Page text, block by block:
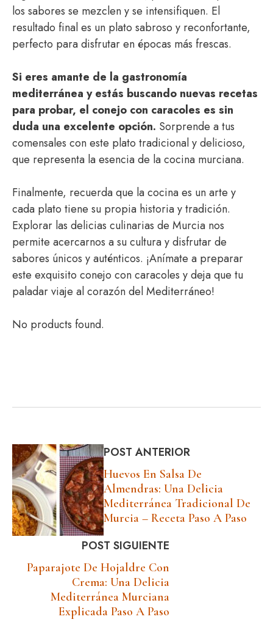
los sabores se mezclen y se intensifiquen. El
resultado final es un plato sabroso y reconfortante,
perfecto para disfrutar en épocas más frescas.
Si eres amante de la gastronomía
mediterránea y estás buscando nuevas recetas
para probar, el conejo con caracoles es sin
duda una excelente opción. Sorprende a tus
comensales con este plato tradicional y delicioso,
que representa la esencia de la cocina murciana.
Finalmente, recuerda que la cocina es un arte y
cada plato tiene su propia historia y tradición.
Explorar las delicias culinarias de Murcia nos
permite acercarnos a su cultura y disfrutar de
sabores únicos y auténticos. ¡Anímate a preparar
este exquisito conejo con caracoles y deja que tu
paladar viaje al corazón del Mediterráneo!
No products found.
POST ANTERIOR
Huevos En Salsa De
Almendras: Una Delicia
Mediterránea Tradicional De
Murcia – Receta Paso A Paso
POST SIGUIENTE
Paparajote De Hojaldre Con
Crema: Una Delicia
Mediterránea Murciana
Explicada Paso A Paso